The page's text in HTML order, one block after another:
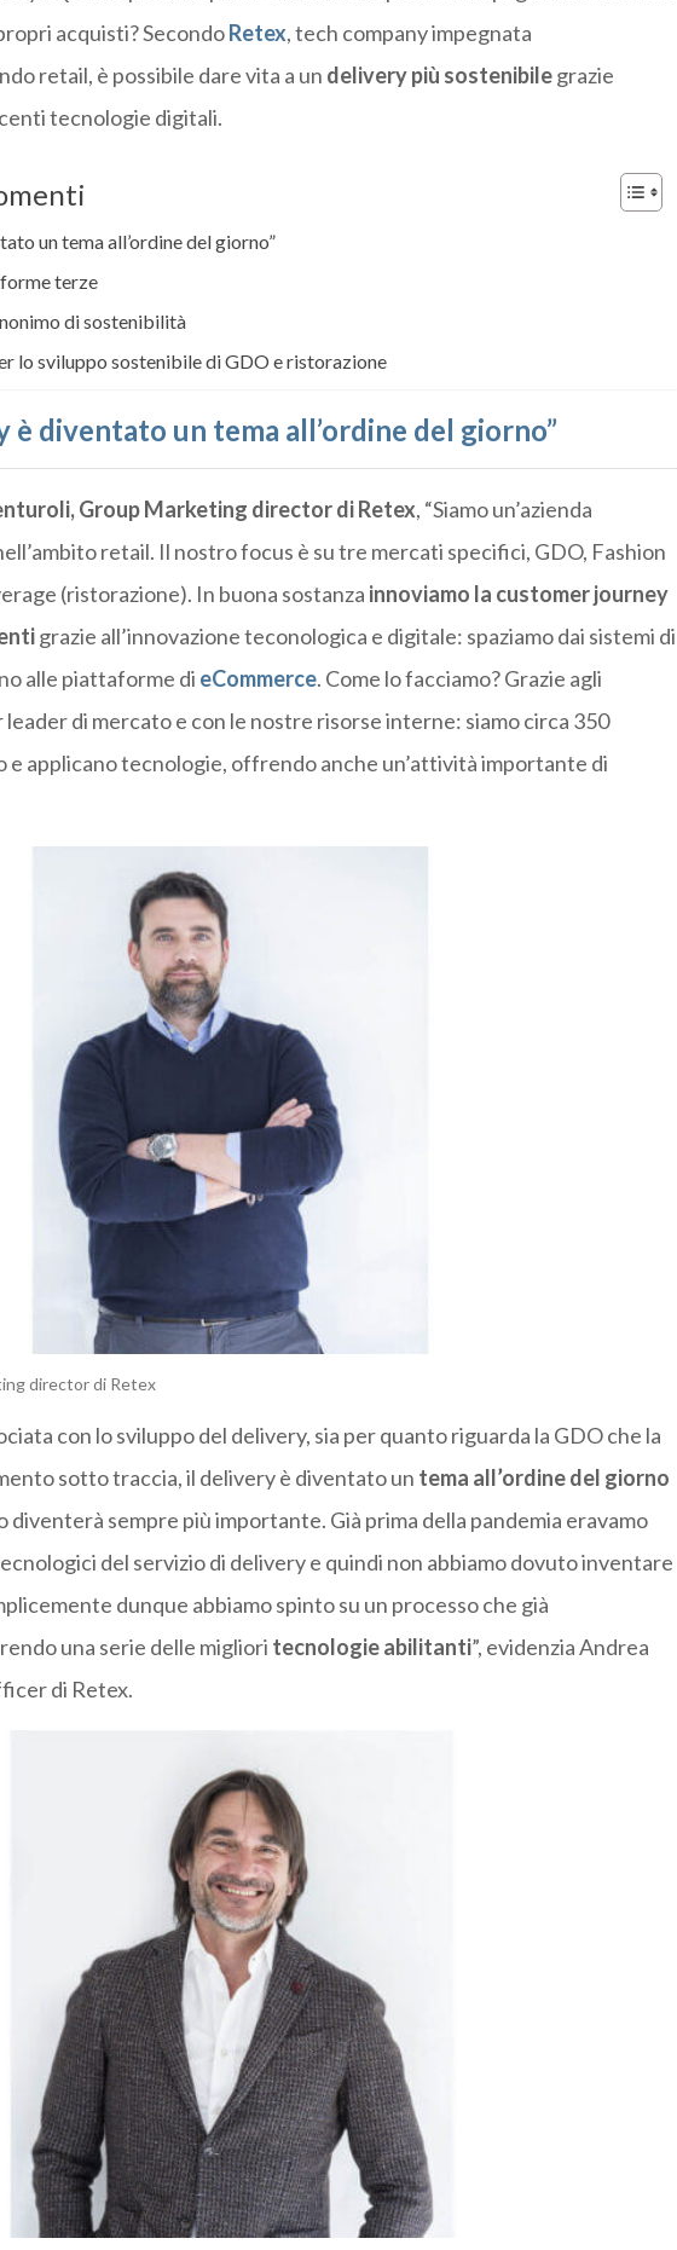
acquisti? SecondoRetex, tech company impegnata
retail, è possibile dare vita a un delivery più sostenibilegrazie
tecnologie digitali.
un tema all’ordine del giorno”
terze
di sostenibilità
lo sviluppo sostenibile di GDO e ristorazione
è diventato un tema all’ordine del giorno”
Group Marketing director di Retex, “Siamo un’azienda
retail. Il nostro focus è su tre mercati specifici, GDO, Fashion
(ristorazione). In buona sostanza innoviamo la customer journey
grazie all’innovazione teconologica e digitale: spaziamo dai sistemi di
alle piattaforme di eCommerce. Come lo facciamo? Grazie agli
di mercato e con le nostre risorse interne: siamo circa 350
e applicano tecnologie, offrendo anche un’attività importante di
director di Retex
con lo sviluppo del delivery, sia per quanto riguarda la GDO che la
sotto traccia, il delivery è diventato un tema all’ordine del giorno
diventerà sempre più importante. Già prima della pandemia eravamo
del servizio di delivery e quindi non abbiamo dovuto inventare
dunque abbiamo spinto su un processo che già
una serie delle migliori tecnologie abilitanti”, evidenzia Andrea
di ‎Retex.